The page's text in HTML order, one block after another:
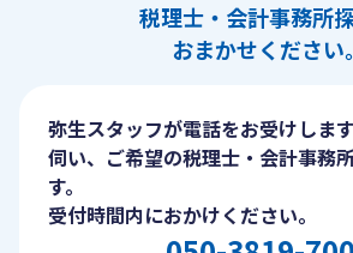
税理士・会計事務所
おまかせください。
弥生スタッフが電話をお受けしま
伺い、ご希望の税理士・会計事務
す。
受付時間内におかけください。